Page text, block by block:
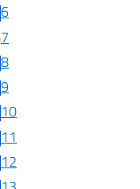
6
7
8
9
10
11
12